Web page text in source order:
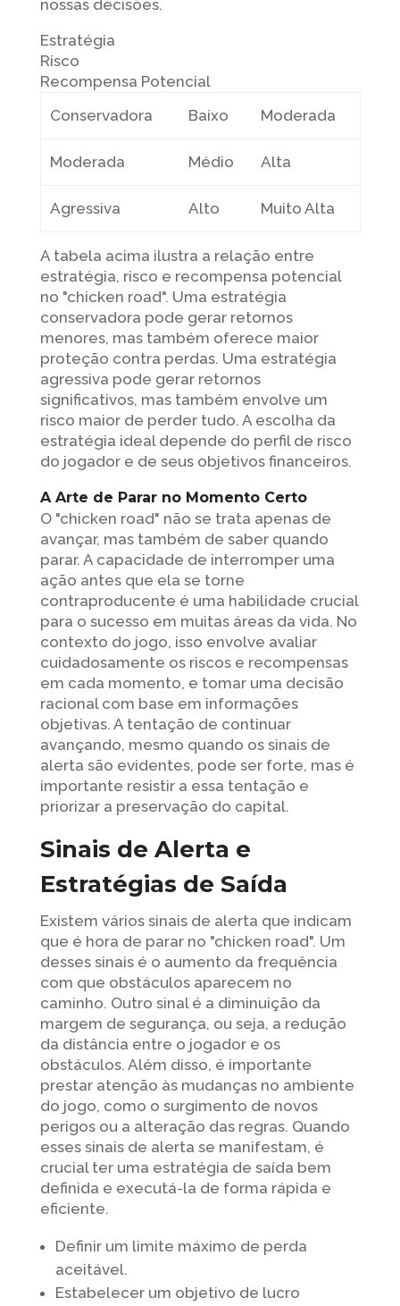
nossas decisões.
Estratégia
Risco
Recompensa Potencial
Conservadora
Baixo Moderada
Moderada Médio Alta
Agressiva Alto Muito Alta
A tabela acima ilustra a relação entre
estratégia, risco e recompensa potencial
no "chicken road". Uma estratégia
conservadora pode gerar retornos
menores, mas também oferece maior
proteção contra perdas. Uma estratégia
agressiva pode gerar retornos
significativos, mas também envolve um
risco maior de perder tudo. A escolha da
estratégia ideal depende do perfil de risco
do jogador e de seus objetivos financeiros.
A Arte de Parar no Momento Certo
O "chicken road" não se trata apenas de
avançar, mas também de saber quando
parar. A capacidade de interromper uma
ação antes que ela se torne
contraproducente é uma habilidade crucial
para o sucesso em muitas áreas da vida. No
contexto do jogo, isso envolve avaliar
cuidadosamente os riscos e recompensas
em cada momento, e tomar uma decisão
racional com base em informações
objetivas. A tentação de continuar
avançando, mesmo quando os sinais de
alerta são evidentes, pode ser forte, mas é
importante resistir a essa tentação e
priorizar a preservação do capital.
Sinais de Alerta e
Estratégias de Saída
Existem vários sinais de alerta que indicam
que é hora de parar no "chicken road". Um
desses sinais é o aumento da frequência
com que obstáculos aparecem no
caminho. Outro sinal é a diminuição da
margem de segurança, ou seja, a redução
da distância entre o jogador e os
obstáculos. Além disso, é importante
prestar atenção às mudanças no ambiente
do jogo, como o surgimento de novos
perigos ou a alteração das regras. Quando
esses sinais de alerta se manifestam, é
crucial ter uma estratégia de saída bem
definida e executá-la de forma rápida e
eficiente.
Definir um limite máximo de perda
aceitável.
Estabelecer um objetivo de lucro